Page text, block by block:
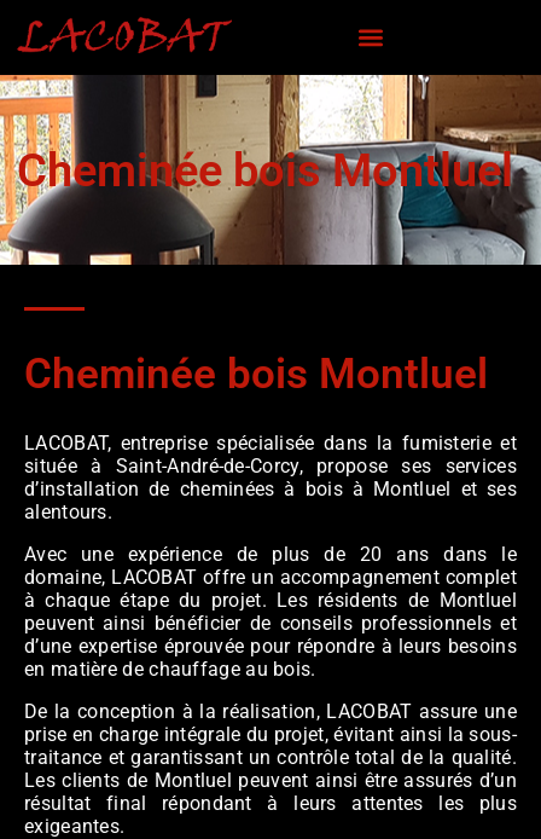
Cheminée bois Montluel
Cheminée bois Montluel
LACOBAT, entreprise spécialisée dans la fumisterie et
située à Saint-André-de-Corcy, propose ses services
d’installation de cheminées à bois à Montluel et ses
alentours.
Avec une expérience de plus de 20 ans dans le
domaine, LACOBAT offre un accompagnement complet
à chaque étape du projet. Les résidents de Montluel
peuvent ainsi bénéficier de conseils professionnels et
d’une expertise éprouvée pour répondre à leurs besoins
en matière de chauffage au bois.
De la conception à la réalisation, LACOBAT assure une
prise en charge intégrale du projet, évitant ainsi la sous-
traitance et garantissant un contrôle total de la qualité.
Les clients de Montluel peuvent ainsi être assurés d’un
résultat final répondant à leurs attentes les plus
exigeantes.